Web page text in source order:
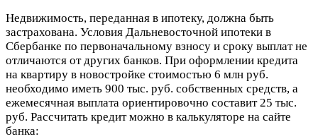
Недвижимость, переданная в ипотеку, должна быть
застрахована. Условия Дальневосточной ипотеки в
Сбербанке по первоначальному взносу и сроку выплат не
отличаются от других банков. При оформлении кредита
на квартиру в новостройке стоимостью 6 млн руб.
необходимо иметь 900 тыс. руб. собственных средств, а
ежемесячная выплата ориентировочно составит 25 тыс.
руб. Рассчитать кредит можно в калькуляторе на сайте
банка: